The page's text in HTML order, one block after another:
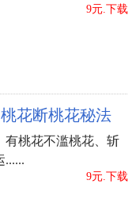
9元.下载
花断桃花秘法
有桃花不滥桃花、斩
......
9元.下载